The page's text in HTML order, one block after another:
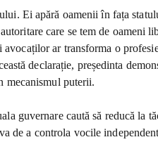
Ei apără oamenii în fața
care se tem de
ar transforma o
declarație, președinta
mecanismul puterii.
guvernare caută să reducă la
de a controla vocile